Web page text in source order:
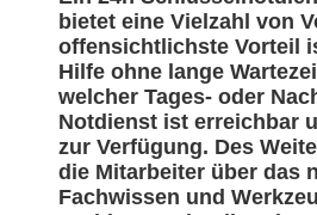
bietet eine Vielzahl von
offensichtlichste Vorteil
Hilfe ohne lange
welcher Tages- oder
Notdienst ist erreichbar
zur Verfügung. Des
die Mitarbeiter über das
Fachwissen und